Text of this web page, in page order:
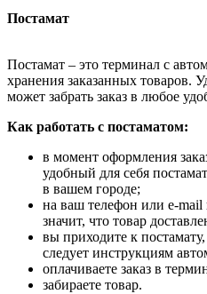
Постамат
Постамат – это терминал с
хранения заказанных товаров.
может забрать заказ в любое
Как работать с постаматом:
в момент оформления
удобный для себя
в вашем городе;
на ваш телефон или e-
значит, что товар
вы приходите к
следует инструкциям
оплачиваете заказ в
забираете товар.